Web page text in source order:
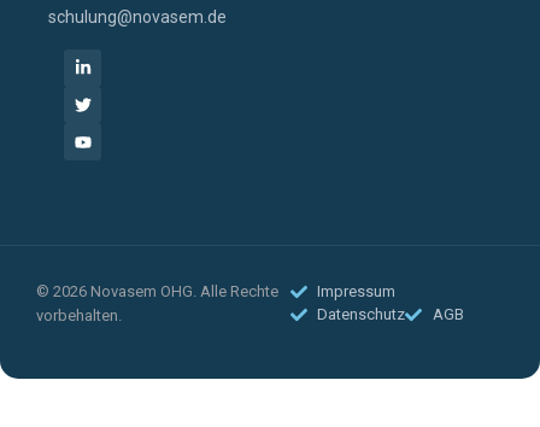
schulung@novasem.de
© 2026 Novasem OHG. Alle Rechte
vorbehalten.
Impressum
Datenschutz
AGB